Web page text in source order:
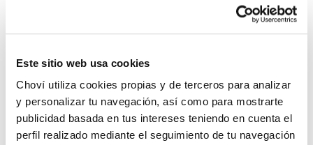
Este sitio web usa cookies
Choví utiliza cookies propias y de terceros para analizar
y personalizar tu navegación, así como para mostrarte
publicidad basada en tus intereses teniendo en cuenta el
perfil realizado mediante el seguimiento de tu navegación
completamente.
Una vez que la lubina esté lista, retira del horno y
sírvela con un poco de Alioli Extra Suave en cada
plato.